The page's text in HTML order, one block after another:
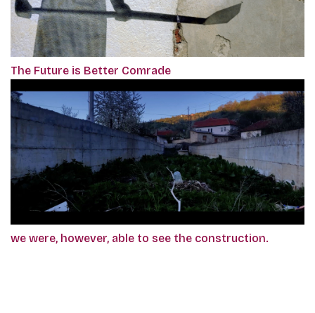
The Future is Better Comrade
we were, however, able to see the construction.